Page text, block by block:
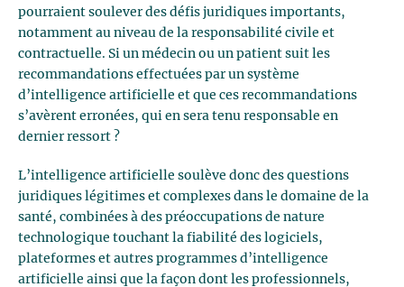
pourraient soulever des défis juridiques importants,
notamment au niveau de la responsabilité civile et
contractuelle. Si un médecin ou un patient suit les
recommandations effectuées par un système
d’intelligence artificielle et que ces recommandations
s’avèrent erronées, qui en sera tenu responsable en
dernier ressort ?
L’intelligence artificielle soulève donc des questions
juridiques légitimes et complexes dans le domaine de la
santé, combinées à des préoccupations de nature
technologique touchant la fiabilité des logiciels,
plateformes et autres programmes d’intelligence
artificielle ainsi que la façon dont les professionnels,